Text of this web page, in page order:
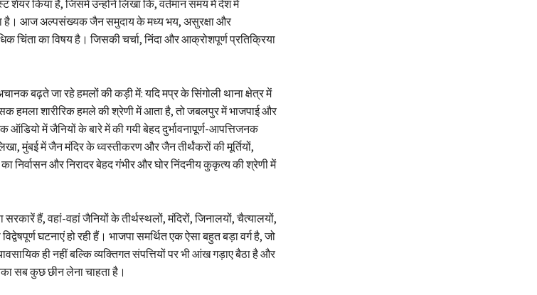
शेयर किया है, जिसमें उन्होंने लिखा कि, वर्तमान समय में देश में
है। आज अल्पसंख्यक जैन समुदाय के मध्य भय, असुरक्षा और
चिंता का विषय है। जिसकी चर्चा, निंदा और आक्रोशपूर्ण प्रतिक्रिया
बढ़ते जा रहे हमलों की कड़ी में: यदि मप्र के सिंगोली थाना क्षेत्र में
हमला शारीरिक हमले की श्रेणी में आता है, तो ⁠जबलपुर में भाजपाई और
में जैनियों के बारे में की गयी बेहद दुर्भावनापूर्ण-आपत्तिजनक
⁠मुंबई में जैन मंदिर के ध्वस्तीकरण और जैन तीर्थंकरों की मूर्तियों,
निर्वासन और निरादर बेहद गंभीर और घोर निंदनीय कुकृत्य की श्रेणी में
हैं, वहां-वहां जैनियों के तीर्थस्थलों, मंदिरों, जिनालयों, चैत्यालयों,
घटनाएं हो रही हैं। भाजपा समर्थित एक ऐसा बहुत बड़ा वर्ग है, जो
ही नहीं बल्कि व्यक्तिगत संपत्तियों पर भी आंख गड़ाए बैठा है और
सब कुछ छीन लेना चाहता है।